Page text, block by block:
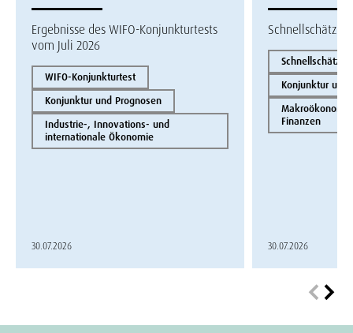
Ergebnisse des WIFO-Konjunkturtests
vom Juli 2026
WIFO-Konjunkturtest
Konjunktur und Prognosen
Industrie-, Innovations- und
internationale Ökonomie
30.07.2026
Konjunktur und
Finanzen
30.07.2026